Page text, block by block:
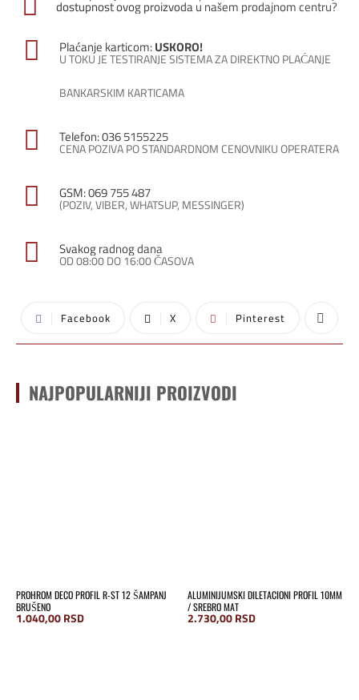
dostupnost ovog proizvoda u našem prodajnom centru?
Plaćanje karticom:USKORO!
U TOKU JE TESTIRANJE SISTEMA ZA DIREKTNO PLAĆANJE
BANKARSKIM KARTICAMA
Telefon: 036 5155225
CENA POZIVA PO STANDARDNOM CENOVNIKU OPERATERA
GSM: 069 755 487
(POZIV, VIBER, WHATSUP, MESSINGER)
Svakog radnog dana
OD 08:00 DO 16:00 ČASOVA
Facebook X Pinterest
NAJPOPULARNIJI PROIZVODI
PROHROM DECO PROFIL R-ST 12 ŠAMPANJ
BRUŠENO
1.040,00RSD
ALUMINIJUMSKI DILETACIONI PROFIL 10MM
/ SREBRO MAT
2.730,00RSD